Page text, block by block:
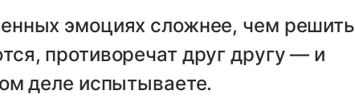
эмоциях сложнее, чем решить
противоречат друг другу — и
деле испытываете.